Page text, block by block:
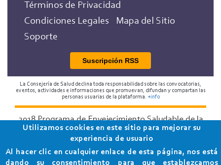
Términos de Privacidad
Condiciones Legales
Mapa del Sitio
Soporte
Suscripción RSS
La Consejería de Salud declina toda responsabilidad sobre las convocatorias,
eventos, actividades e informaciones que promuevan, difundan y compartan las
personas usuarias de la plataforma. +info
2018 Programa de Envejecimiento Saludable de la
Consejería de Salud
Utilizamos cookies en este sitio para mejorar su
experiencia de usuario
Al hacer clic en cualquier enlace de esta página, nos está
dando su consentimiento para que establezcamos